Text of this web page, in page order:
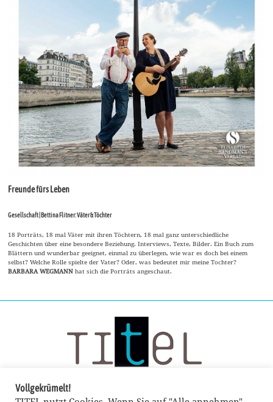
Freunde fürs Leben
Gesellschaft | Bettina Flitner: Väter & Töchter
18 Porträts, 18 mal Väter mit ihren Töchtern, 18 mal ganz unterschiedliche
Geschichten über eine besondere Beziehung. Interviews, Texte, Bilder. Ein Buch zum
Blättern und wunderbar geeignet, einmal zu überlegen, wie war es doch bei einem
selbst? Welche Rolle spielte der Vater? Oder, was bedeutet mir meine Tochter?
BARBARA WEGMANNhat sich die Porträts angeschaut.
Vollgekrümelt!